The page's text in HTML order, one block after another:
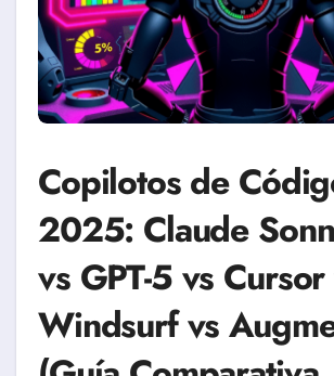
Copilotos de
2025: Claude
vs GPT-5 vs
Windsurf vs